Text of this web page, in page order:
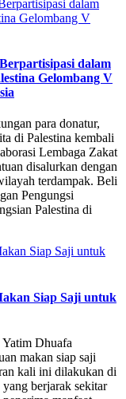
dalam
Gelombang V
para donatur,
di Palestina kembali
Lembaga Zakat
disalurkan dengan
terdampak. Beli
Pengungsi
Palestina di
Siap Saji untuk
Dhuafa
makan siap saji
kali ini dilakukan di
berjarak sekitar